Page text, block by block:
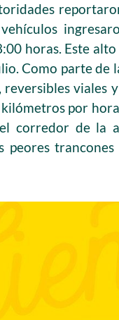
horas. Este
Como parte
reversibles
por
corredor de la